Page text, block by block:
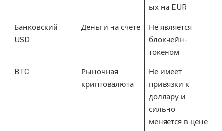
ых на EUR
Банковский
USD
Деньги на счете
Не является
блокчейн-
токеном
BTC
Рыночная
криптовалюта
Не имеет
привязки к
доллару и
сильно
меняется в цене